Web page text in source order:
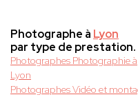
Photographe à Lyon
par type de prestation.
Photographes Photographie à
Lyon
Photographes Vidéo et